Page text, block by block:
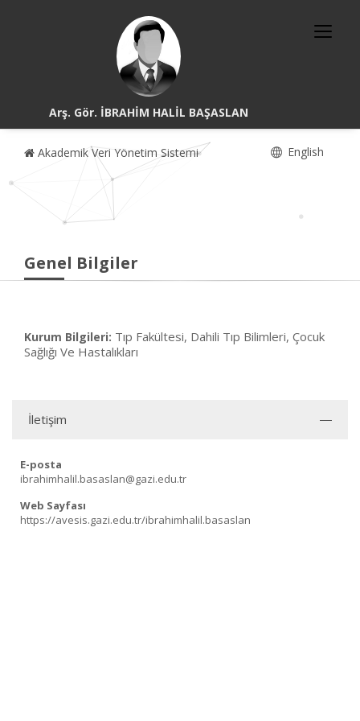
Arş. Gör. İBRAHİM HALİL BAŞASLAN
Akademik Veri Yönetim Sistemi English
Genel Bilgiler
Kurum Bilgileri: Tıp Fakültesi, Dahili Tıp Bilimleri, Çocuk
Sağlığı Ve Hastalıkları
İletişim
E-posta
ibrahimhalil.basaslan@gazi.edu.tr
Web Sayfası
https://avesis.gazi.edu.tr/ibrahimhalil.basaslan